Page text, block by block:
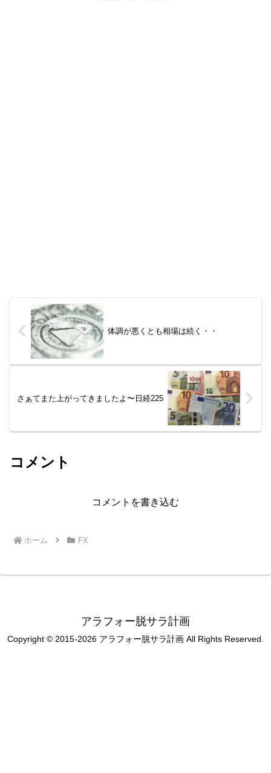
体調が悪くとも相場は続く・・
さぁてまた上がってきましたよ〜日経225
コメント
コメントを書き込む
ホーム FX
アラフォー脱サラ計画
Copyright © 2015-2026 アラフォー脱サラ計画 All Rights Reserved.